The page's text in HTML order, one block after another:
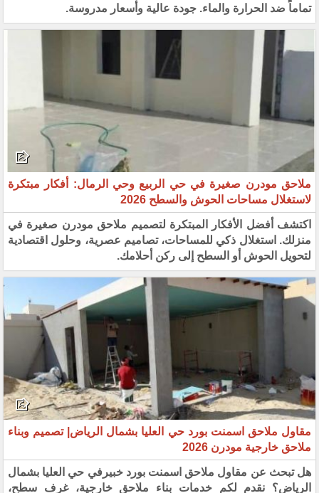
تماماً ضد الحرارة والماء. جودة عالية وأسعار مدروسة.
ملاحق مودرن صغيرة في حي الربيع وحي الرمال: أفكار مبتكرة
لاستغلال مساحات الحوش والسطح 2026
اكتشف أفضل الأفكار المبتكرة لتصميم ملاحق مودرن صغيرة في
منزلك. استغلال ذكي للمساحات، تصاميم عصرية، وحلول اقتصادية
لتحويل الحوش أو السطح إلى ركن أحلامك.
مقاول ملاحق اسمنت بورد حي العليا بشمال الرياض| تصميم وبناء
ملاحق خارجية مودرن 2026
هل تبحث عن مقاول ملاحق اسمنت بورد خبيرفي حي العليا بشمال
الرياض؟ نقدم لكم خدمات بناء ملاحق خارجية، غرف سطح،